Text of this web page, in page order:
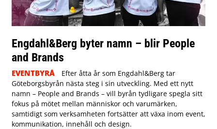
Engdahl&Berg byter namn – blir People
and Brands
EVENTBYRÅ
Efter åtta år som Engdahl&Berg tar
Göteborgsbyrån nästa steg i sin utveckling. Med ett nytt
namn – People and Brands – vill byrån tydligare spegla sitt
fokus på mötet mellan människor och varumärken,
samtidigt som verksamheten fortsätter att växa inom event,
kommunikation, innehåll och design.